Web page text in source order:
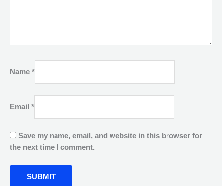
Name *
Email *
Save my name, email, and website in this browser for
the next time I comment.